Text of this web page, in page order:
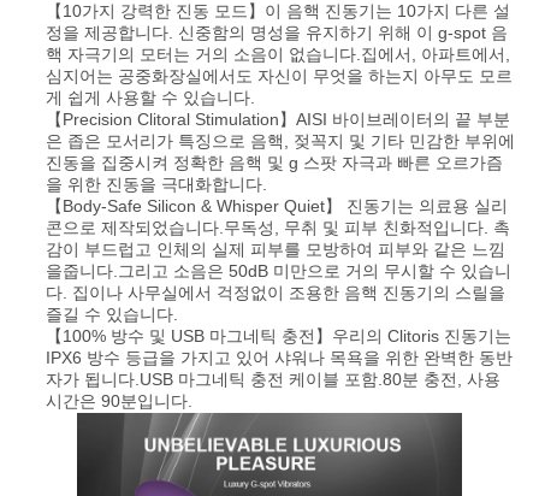
【10가지 강력한 진동 모드】이 음핵 진동기는 10가지 다른 설
정을 제공합니다. 신중함의 명성을 유지하기 위해 이 g-spot 음
핵 자극기의 모터는 거의 소음이 없습니다.집에서, 아파트에서,
심지어는 공중화장실에서도 자신이 무엇을 하는지 아무도 모르
게 쉽게 사용할 수 있습니다.
【Precision Clitoral Stimulation】AISI 바이브레이터의 끝 부분
은 좁은 모서리가 특징으로 음핵, 젖꼭지 및 기타 민감한 부위에
진동을 집중시켜 정확한 음핵 및 g 스팟 자극과 빠른 오르가즘
을 위한 진동을 극대화합니다.
【Body-Safe Silicon & Whisper Quiet】 진동기는 의료용 실리
콘으로 제작되었습니다.무독성, 무취 및 피부 친화적입니다. 촉
감이 부드럽고 인체의 실제 피부를 모방하여 피부와 같은 느낌
을줍니다.그리고 소음은 50dB 미만으로 거의 무시할 수 있습니
다. 집이나 사무실에서 걱정없이 조용한 음핵 진동기의 스릴을
즐길 수 있습니다.
【100% 방수 및 USB 마그네틱 충전】우리의 Clitoris 진동기는
IPX6 방수 등급을 가지고 있어 샤워나 목욕을 위한 완벽한 동반
자가 됩니다.USB 마그네틱 충전 케이블 포함.80분 충전, 사용
시간은 90분입니다.